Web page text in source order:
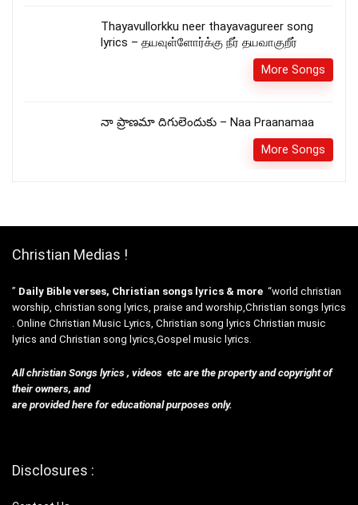
Thayavullorkku neer thayavagureer song
lyrics – தயவுள்ளோர்க்கு நீர் தயவாகுறீர்
More Songs
నా ప్రాణమా దిగులెందుకు – Naa Praanamaa
More Songs
Christian Medias !
” Daily Bible verses, Christian songs lyrics & more “world christian
worship, christian song lyrics, praise and worship,Christian songs lyrics
. Online Christian Music Lyrics, Christian song lyrics Christian music
lyrics and Christian song lyrics,Gospel music lyrics.
All christian Songs lyrics , videos etc are the property and copyright of
their owners, and
are provided here for educational purposes only.
Disclosures :